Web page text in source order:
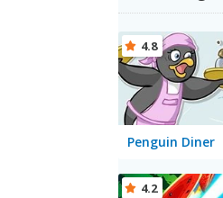
Penguin Diner
4.8
4.2